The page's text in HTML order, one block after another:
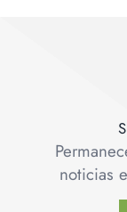
noticias